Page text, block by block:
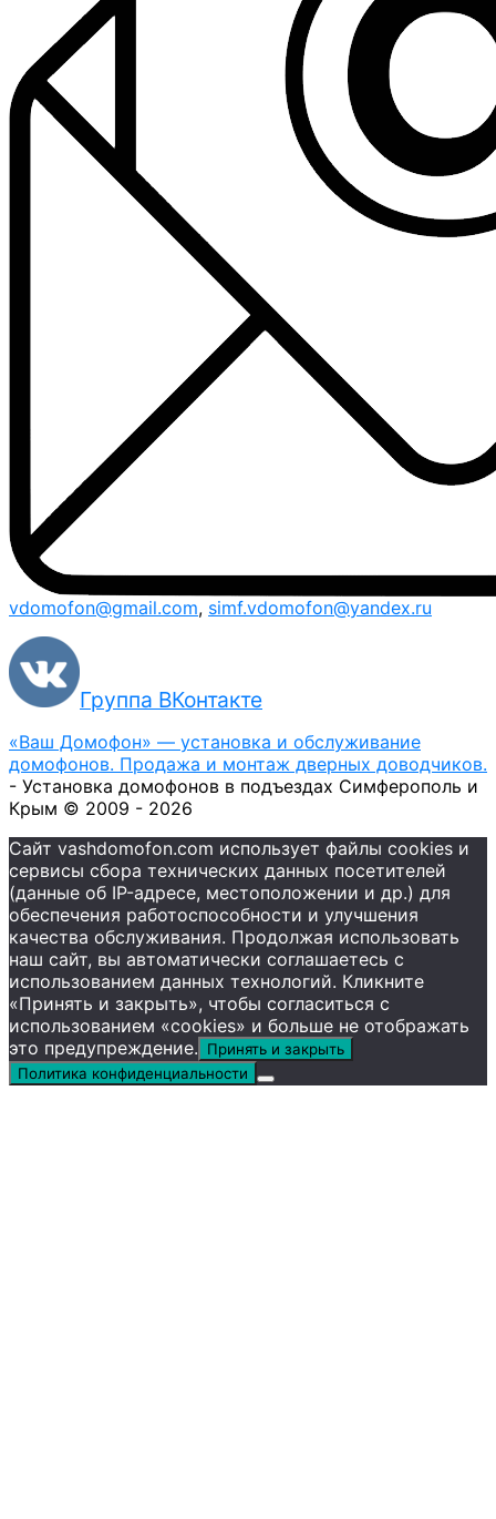
vdomofon@gmail.com, simf.vdomofon@yandex.ru
Группа ВКонтакте
«Ваш Домофон» — установка и обслуживание
домофонов. Продажа и монтаж дверных доводчиков.
- Установка домофонов в подъездах Симферополь и
Крым © 2009 - 2026
Сайт vashdomofon.com использует файлы cookies и
сервисы сбора технических данных посетителей
(данные об IP-адресе, местоположении и др.) для
обеспечения работоспособности и улучшения
качества обслуживания. Продолжая использовать
наш сайт, вы автоматически соглашаетесь с
использованием данных технологий. Кликните
«Принять и закрыть», чтобы согласиться с
использованием «cookies» и больше не отображать
это предупреждение.
Принять и закрыть
Политика конфиденциальности